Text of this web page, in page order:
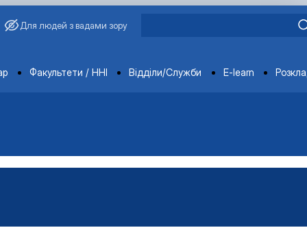
Для людей з вадами зору
Факультети / ННІ Відділи/Служби E-learn